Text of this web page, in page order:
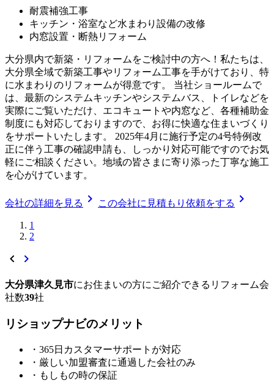
耐震補強工事
キッチン・浴室など水まわり設備の改修
内窓設置・断熱リフォーム
大分県内で新築・リフォームをご検討中の方へ！私たちは、
大分県全域で新築工事やリフォーム工事を手がけており、特
に水まわりのリフォームが得意です。 当社ショールームで
は、最新のシステムキッチンやシステムバス、トイレなどを
実際にご覧いただけ、エコキュートや内窓など、各種補助金
制度にも対応しておりますので、お得に快適な住まいづくり
をサポートいたします。 2025年4月に施行予定の4号特例改
正に伴う工事の確認申請も、しっかり対応可能ですのでお気
軽にご相談ください。地域の皆さまに寄り添った丁寧な施工
を心がけています。
会社の詳細を見る chevron_right この会社に見積もり依頼をする chevron_right
1
2
chevron_left chevron_right
大分県津久見市にお住まいの方にご紹介できる リフォーム会
社数39社
リショップナビのメ リ ッ ト
・365日カスタマーサポートが対応
・厳しい加盟審査に通過した会社のみ
・もしもの時の保証